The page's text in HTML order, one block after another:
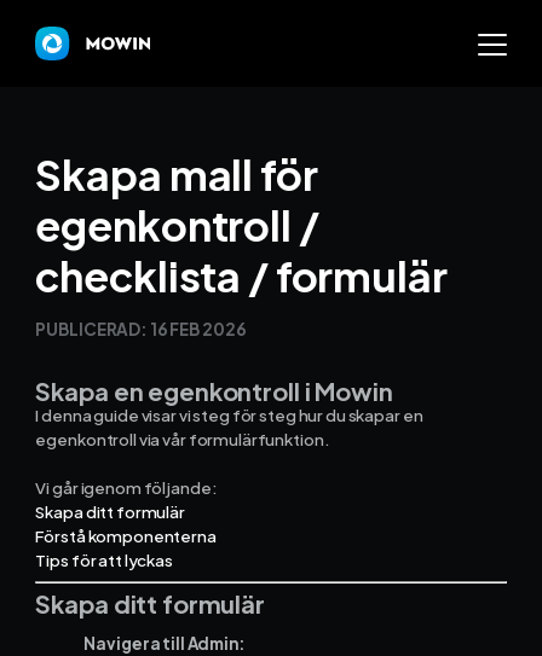
Varför Mowin?
Byt system och behåll
Nyheter
Skapa mall för
egenkontroll /
checklista / formulär
PUBLICERAD: 16 FEB 2026
Skapa en egenkontroll i Mowin
I denna guide visar vi steg för steg hur du skapar en
egenkontroll via vår formulärfunktion.
Vi går igenom följande:
Skapa ditt formulär
Förstå komponenterna
Tips för att lyckas
Skapa ditt formulär
Navigera till Admin: